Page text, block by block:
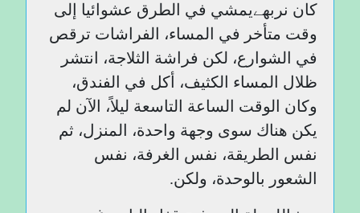
كان نربھےيمشي في الطرق عشوائيا إلى
وقت متأخر في المساء، الفراشات ترقص
في الشوارع، لكن فراشة الثلاجة، انتشر
ظلال المساء الكثيف، أكل في الفندق،
وكان الوقت الساعة التاسعة ليلاً، الآن لم
يكن هناك سوى وجهة واحدة، المنزل، ثم
نفس الطريقة، نفس الغرفة، نفس
الشعور بالوحدة، ولكن.